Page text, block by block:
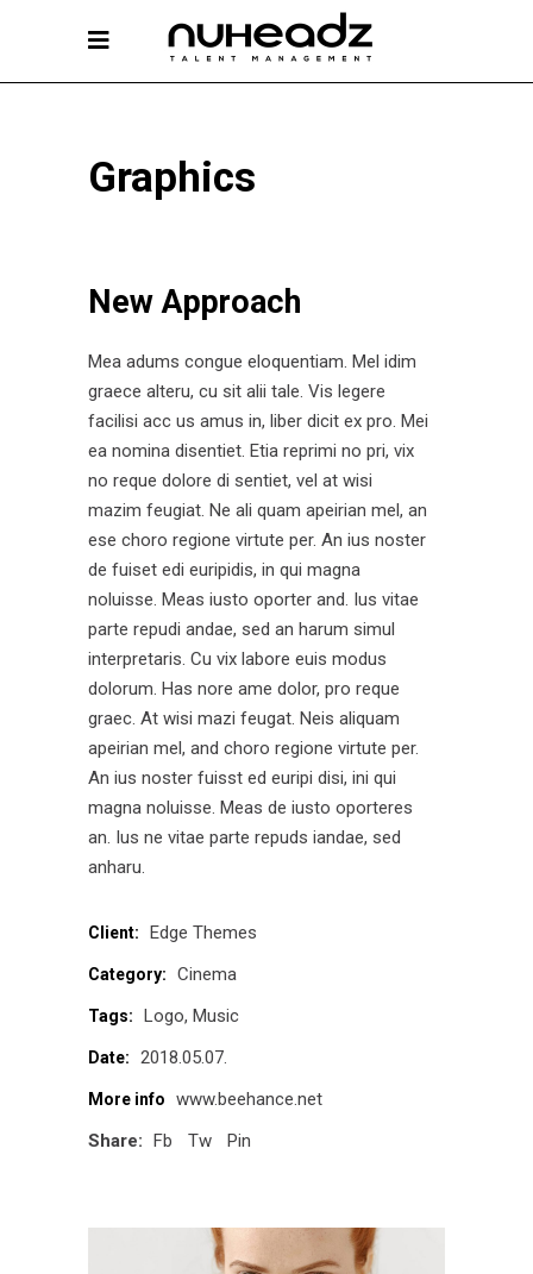
Graphics
New Approach
Mea adums congue eloquentiam. Mel idim
graece alteru, cu sit alii tale. Vis legere
facilisi acc us amus in, liber dicit ex pro. Mei
ea nomina disentiet. Etia reprimi no pri, vix
no reque dolore di sentiet, vel at wisi
mazim feugiat. Ne ali quam apeirian mel, an
ese choro regione virtute per. An ius noster
de fuiset edi euripidis, in qui magna
noluisse. Meas iusto oporter and. Ius vitae
parte repudi andae, sed an harum simul
interpretaris. Cu vix labore euis modus
dolorum. Has nore ame dolor, pro reque
graec. At wisi mazi feugat. Neis aliquam
apeirian mel, and choro regione virtute per.
An ius noster fuisst ed euripi disi, ini qui
magna noluisse. Meas de iusto oporteres
an. Ius ne vitae parte repuds iandae, sed
anharu.
Client: Edge Themes
Category: Cinema
Tags: Logo Music
Date: 2018.05.07.
More info
www.beehance.net
Share: Fb Tw Pin